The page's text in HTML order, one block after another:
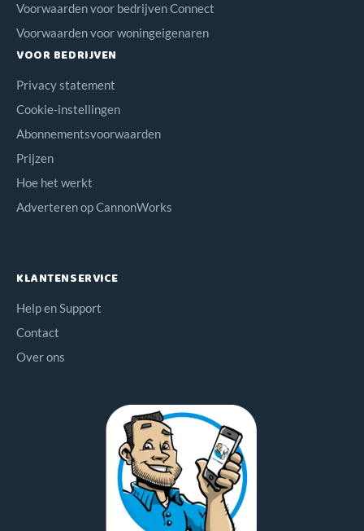
Voorwaarden voor bedrijven Connect
Voorwaarden voor woningeigenaren
VOOR BEDRIJVEN
Privacy statement
Cookie-instellingen
Abonnementsvoorwaarden
Prijzen
Hoe het werkt
Adverteren op CannonWorks
KLANTENSERVICE
Help en Support
Contact
Over ons